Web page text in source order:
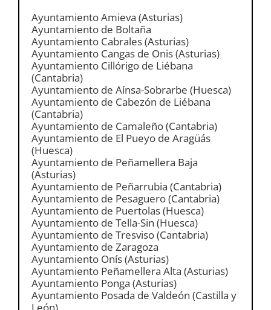
Ayuntamiento Amieva (Asturias)
Ayuntamiento de Boltaña
Ayuntamiento Cabrales (Asturias)
Ayuntamiento Cangas de Onis (Asturias)
Ayuntamiento Cillórigo de Liébana
(Cantabria)
Ayuntamiento de Aínsa-Sobrarbe (Huesca)
Ayuntamiento de Cabezón de Liébana
(Cantabria)
Ayuntamiento de Camaleño (Cantabria)
Ayuntamiento de El Pueyo de Aragüás
(Huesca)
Ayuntamiento de Peñamellera Baja
(Asturias)
Ayuntamiento de Peñarrubia (Cantabria)
Ayuntamiento de Pesaguero (Cantabria)
Ayuntamiento de Puertolas (Huesca)
Ayuntamiento de Tella-Sin (Huesca)
Ayuntamiento de Tresviso (Cantabria)
Ayuntamiento de Zaragoza
Ayuntamiento Onís (Asturias)
Ayuntamiento Peñamellera Alta (Asturias)
Ayuntamiento Ponga (Asturias)
Ayuntamiento Posada de Valdeón (Castilla y
León)